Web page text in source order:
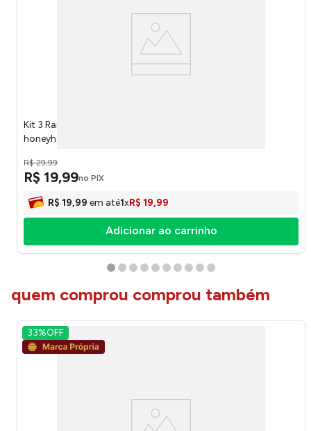
Kit 3 Ramekins Porcelana Borboleta 210ml Ref.LM4358
honeyhome
R$ 29,99
R$ 19,99no PIX
R$ 19,99 em até1xR$ 19,99
Adicionar ao carrinho
quem comprou comprou também
33%OFF